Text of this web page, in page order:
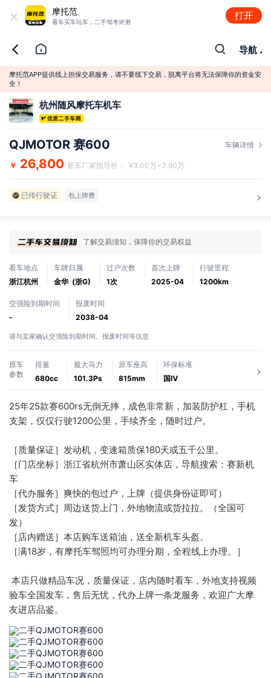
+ 摩托范
看车买车玩车，二手驾考评测
打开
导航
摩托范APP提供线上担保交易服务，请不要线下交易，脱离平台将无法保障你的资金安
全！
杭州随风摩托车机车
QJMOTOR 赛600 车辆详情
￥ 26,800 新车厂家指导价： ¥3.00万~3.90万
已传行驶证 包上牌费
了解交易须知，保障你的交易权益
看车地点
浙江杭州
车牌归属
金华 (浙G)
过户次数
1次
首次上牌
2025-04
行驶里程
1200km
交强险到期时间
-
报废时间
2038-04
请与卖家确认交强险到期时间、报废时间等信息
原车
参数
排量
680cc
最大马力
101.3Ps
原车座高
815mm
环保标准
国Ⅳ
25年25款赛600rs无倒无摔，成色非常新，加装防护杠，手机
支架，仅仅行驶1200公里，手续齐全，随时过户。
［质量保证］发动机，变速箱质保180天或五千公里。
［门店坐标］浙江省杭州市萧山区实体店，导航搜索：赛新机
车
［代办服务］爽快的包过户，上牌（提供身份证即可）
［发货方式］周边送货上门，外地物流或货拉拉。（全国可
发）
［店内赠送］本店购车送箱油，送全新机车头盔。
［满18岁，有摩托车驾照均可办理分期，全程线上办理。］
验车全国发车，售后无忧，代办上牌一条龙服务，欢迎广大摩
友进店品鉴。